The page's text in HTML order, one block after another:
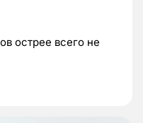
острее всего не